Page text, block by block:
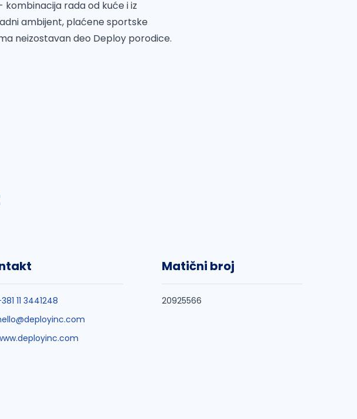
kombinacija rada od kuće i iz
ambijent, plaćene sportske
neizostavan deo Deploy porodice.
11 3441248
Matični broj
20925566